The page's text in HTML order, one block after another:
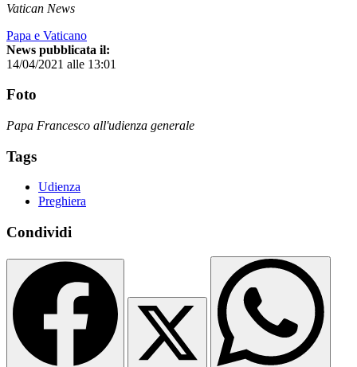
Vatican News
Papa e Vaticano
News pubblicata il:
14/04/2021 alle 13:01
Foto
Papa Francesco all'udienza generale
Tags
Udienza
Preghiera
Condividi